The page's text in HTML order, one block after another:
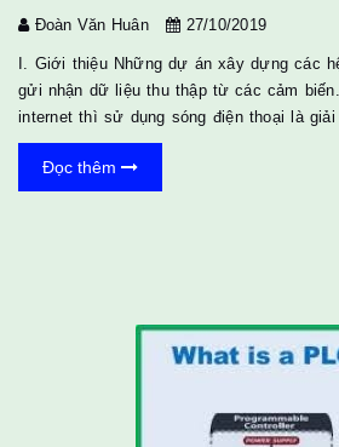
Đoàn Văn Huân 27/10/2019
I. Giới thiệu Những dự án xây dựng các
gửi nhận dữ liệu thu thập từ các cảm
internet thì sử dụng sóng điện thoại là
rẻ, bất chấp khoảng cách và độ ổn định
hợp với mạch xử lý arduino uno hoặc
được nhiều hệ thống tương đối tốt có thể
Đọc thêm